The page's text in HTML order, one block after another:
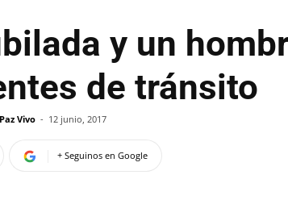
y un
de tránsito
Vivo - 12 junio, 2017
+ Seguinos en Google